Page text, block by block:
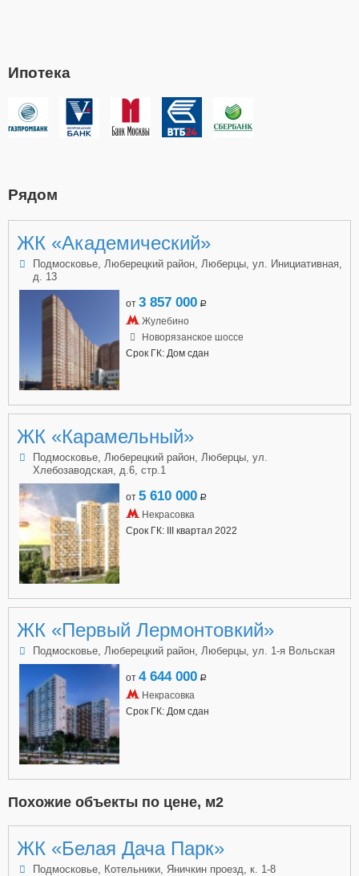
Ипотека
Рядом
ЖК «Академический»
Подмосковье, Люберецкий район, Люберцы, ул. Инициативная,
д. 13
от 3 857 000 a
Жулебино
Новорязанское шоссе
Срок ГК: Дом сдан
ЖК «Карамельный»
Подмосковье, Люберецкий район, Люберцы, ул.
Хлебозаводская, д.6, стр.1
от 5 610 000 a
Некрасовка
Срок ГК: III квартал 2022
ЖК «Первый Лермонтовкий»
Подмосковье, Люберецкий район, Люберцы, ул. 1-я Вольская
от 4 644 000 a
Некрасовка
Срок ГК: Дом сдан
Похожие объекты по цене, м2
ЖК «Белая Дача Парк»
Подмосковье, Котельники, Яничкин проезд, к. 1-8